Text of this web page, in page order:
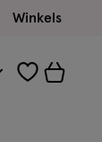
Winkels